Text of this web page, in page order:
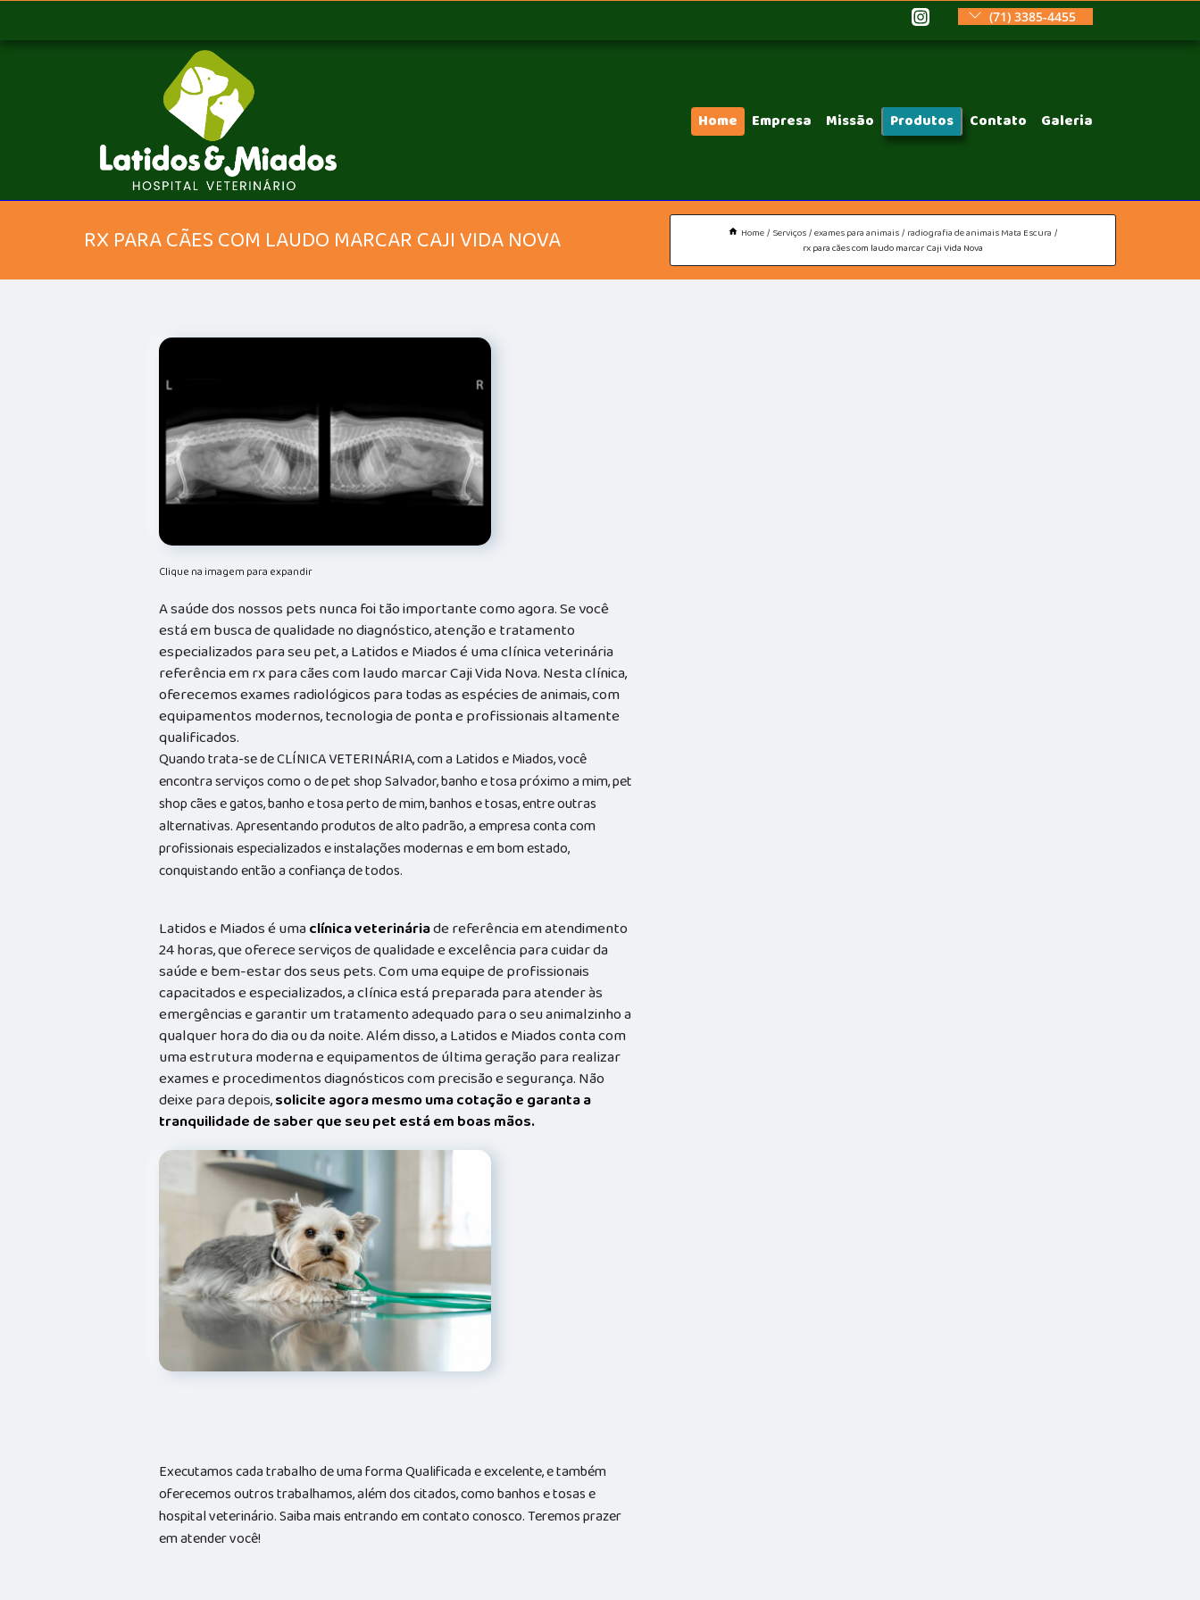
(71) 3385-4455
Home Empresa Missão Produtos Contato Galeria
RX PARA CÃES COM LAUDO MARCAR CAJI VIDA NOVA Home Serviços exames para animais radiografia de animais Mata Escura
rx para cães com laudo marcar Caji Vida Nova
Clique na imagem para expandir
A saúde dos nossos pets nunca foi tão importante como agora. Se você
está em busca de qualidade no diagnóstico, atenção e tratamento
especializados para seu pet, a Latidos e Miados é uma clínica veterinária
referência em rx para cães com laudo marcar Caji Vida Nova. Nesta clínica,
oferecemos exames radiológicos para todas as espécies de animais, com
equipamentos modernos, tecnologia de ponta e profissionais altamente
qualificados.
Quando trata-se de CLÍNICA VETERINÁRIA, com a Latidos e Miados, você
encontra serviços como o de pet shop Salvador, banho e tosa próximo a mim, pet
shop cães e gatos, banho e tosa perto de mim, banhos e tosas, entre outras
alternativas. Apresentando produtos de alto padrão, a empresa conta com
profissionais especializados e instalações modernas e em bom estado,
conquistando então a confiança de todos.
Latidos e Miados é umaclínica veterináriade referência em atendimento
24 horas, que oferece serviços de qualidade e excelência para cuidar da
saúde e bem-estar dos seus pets. Com uma equipe de profissionais
capacitados e especializados, a clínica está preparada para atender às
emergências e garantir um tratamento adequado para o seu animalzinho a
qualquer hora do dia ou da noite. Além disso, a Latidos e Miados conta com
uma estrutura moderna e equipamentos de última geração para realizar
exames e procedimentos diagnósticos com precisão e segurança. Não
deixe para depois,solicite agora mesmo uma cotação e garanta a
tranquilidade de saber que seu pet está em boas mãos.
Executamos cada trabalho de uma forma Qualificada e excelente, e também
oferecemos outros trabalhamos, além dos citados, como banhos e tosas e
hospital veterinário. Saiba mais entrando em contato conosco. Teremos prazer
em atender você!